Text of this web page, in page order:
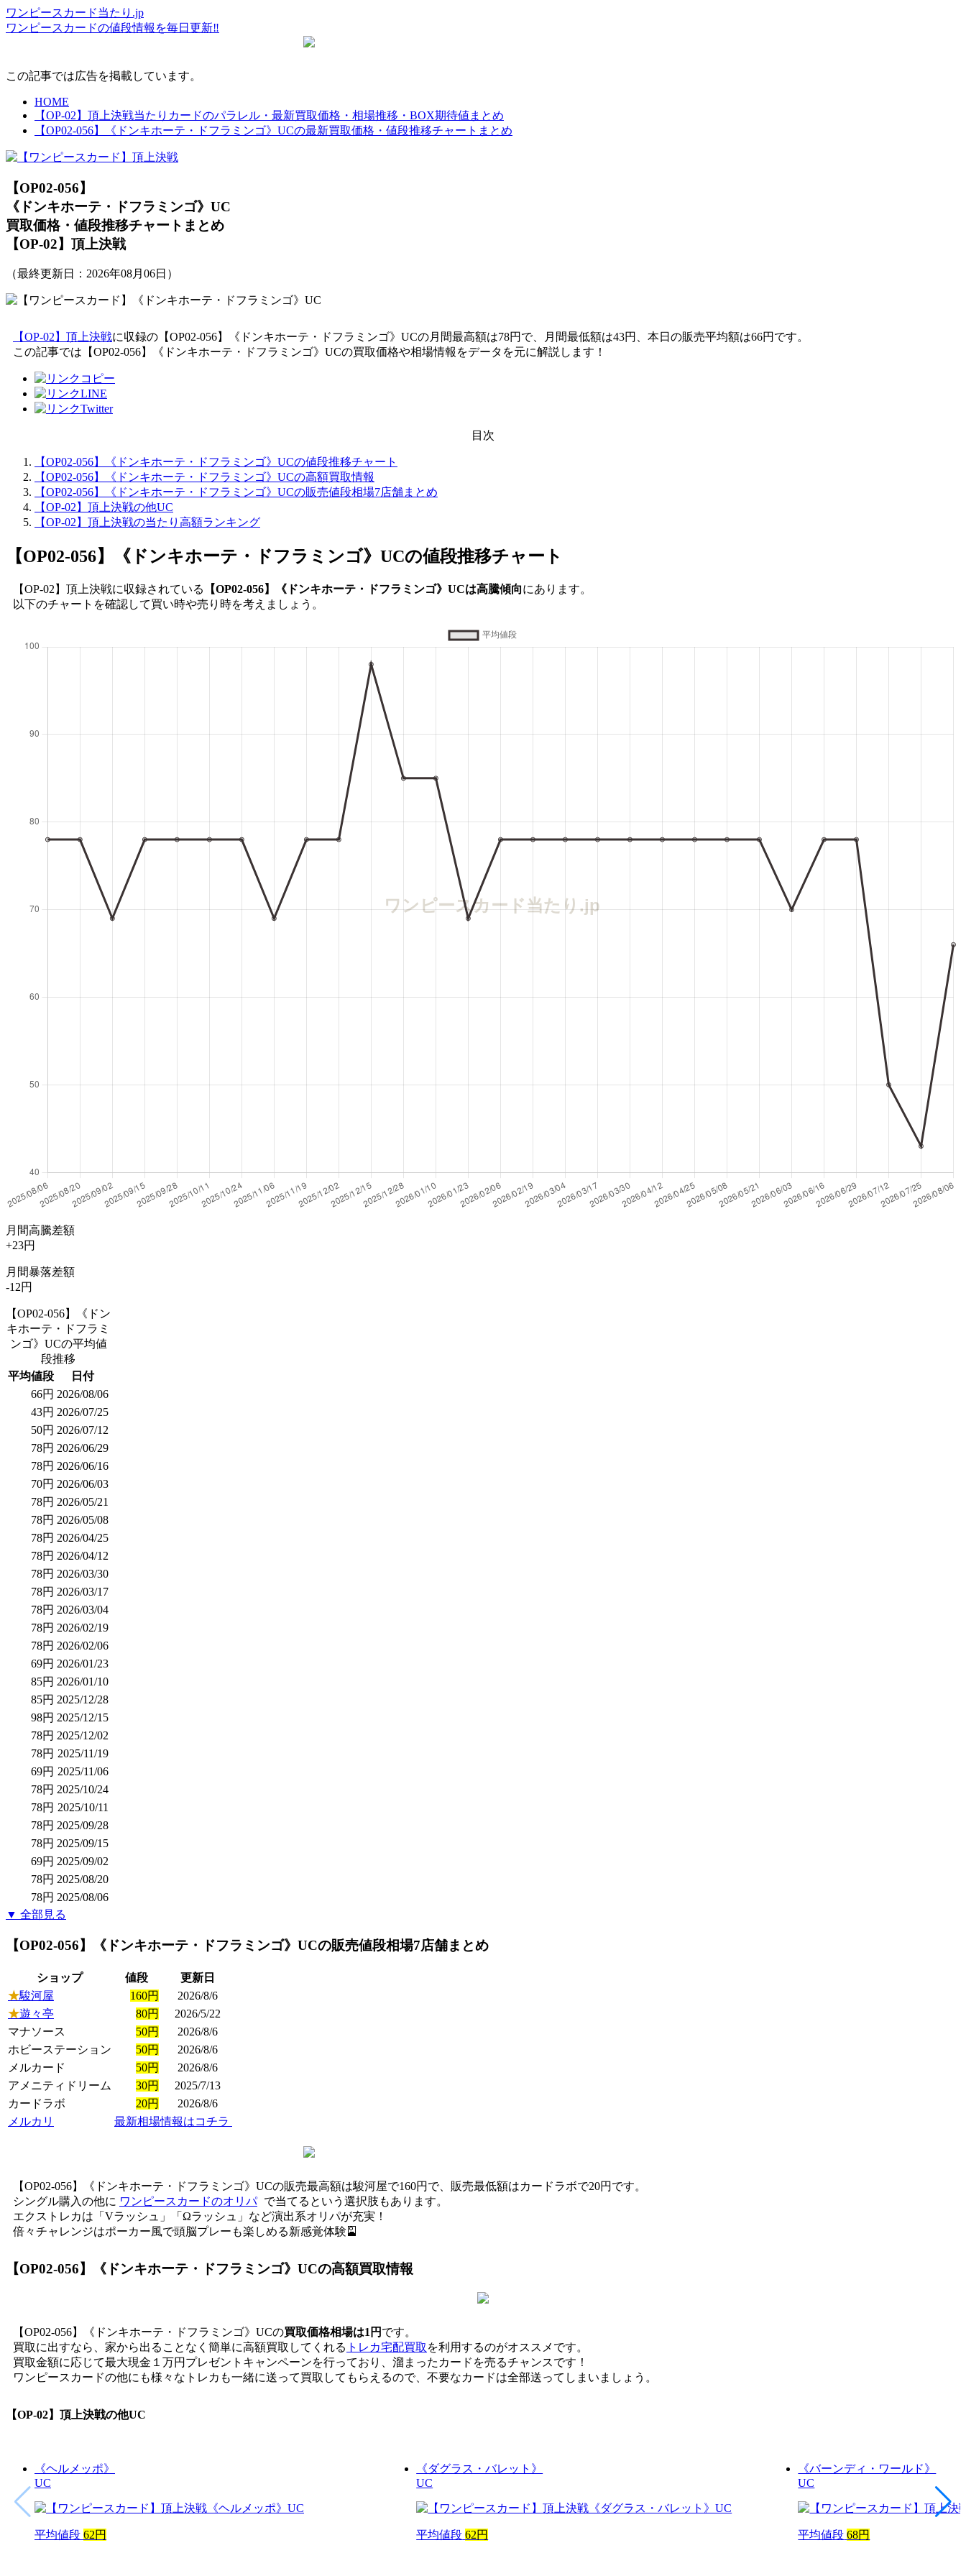
ワンピースカード当たり.jp
ワンピースカードの値段情報を毎日更新‼
この記事では広告を掲載しています。
HOME
【OP-02】頂上決戦当たりカードのパラレル・最新買取価格・相場推移・BOX期待値まとめ
【OP02-056】《ドンキホーテ・ドフラミンゴ》UCの最新買取価格・値段推移チャートまとめ
【OP02-056】
《ドンキホーテ・ドフラミンゴ》UC
買取価格・値段推移チャートまとめ
【OP-02】頂上決戦
（最終更新日： 2026年08月06日 ）
【OP-02】頂上決戦に収録の【OP02-056】《ドンキホーテ・ドフラミンゴ》UCの月間最高額は78円で、月間最低額は43円、本日の販売平均額は66円です。
この記事では【OP02-056】《ドンキホーテ・ドフラミンゴ》UCの買取価格や相場情報をデータを元に解説します！
目次
【OP02-056】《ドンキホーテ・ドフラミンゴ》UCの値段推移チャート
【OP02-056】《ドンキホーテ・ドフラミンゴ》UCの高額買取情報
【OP02-056】《ドンキホーテ・ドフラミンゴ》UCの販売値段相場7店舗まとめ
【OP-02】頂上決戦の他UC
【OP-02】頂上決戦の当たり高額ランキング
【OP02-056】《ドンキホーテ・ドフラミンゴ》UCの値段推移チャート
【OP-02】頂上決戦に収録されている 【OP02-056】《ドンキホーテ・ドフラミンゴ》UCは高騰傾向にあります。
以下のチャートを確認して買い時や売り時を考えましょう。
月間高騰差額
+23円
月間暴落差額
-12円
【OP02-056】《ドン
キホーテ・ドフラミ
ンゴ》UCの平均値
段推移
平均値段
日付
66円 2026/08/06
43円 2026/07/25
50円 2026/07/12
78円 2026/06/29
78円 2026/06/16
70円 2026/06/03
78円 2026/05/21
78円 2026/05/08
78円 2026/04/25
78円 2026/04/12
78円 2026/03/30
78円 2026/03/17
78円 2026/03/04
78円 2026/02/19
78円 2026/02/06
69円 2026/01/23
85円 2026/01/10
85円 2025/12/28
98円 2025/12/15
78円 2025/12/02
78円 2025/11/19
69円 2025/11/06
78円 2025/10/24
78円 2025/10/11
78円 2025/09/28
78円 2025/09/15
69円 2025/09/02
78円 2025/08/20
78円 2025/08/06
▼ 全部見る
【OP02-056】《ドンキホーテ・ドフラミンゴ》UCの販売値段相場7店舗まとめ
ショップ 値段
更新日
★駿河屋 160円
2026/8/6
★遊々亭 80円
2026/5/22
マナソース
50円
2026/8/6
ホビーステーション
50円
2026/8/6
メルカード
50円
2026/8/6
アメニティドリーム
30円
2025/7/13
カードラボ
20円
2026/8/6
メルカリ
最新相場情報はコチラ
【OP02-056】《ドンキホーテ・ドフラミンゴ》UCの販売最高額は駿河屋で160円で、販売最低額はカードラボで20円です。
シングル購入の他に ワンピースカードのオリパ で当てるという選択肢もあります。
エクストレカは「Vラッシュ」「Ωラッシュ」など演出系オリパが充実！
倍々チャレンジはポーカー風で頭脳プレーも楽しめる新感覚体験🎴
【OP02-056】《ドンキホーテ・ドフラミンゴ》UCの高額買取情報
【OP02-056】《ドンキホーテ・ドフラミンゴ》UCの買取価格相場は1円 です。
買取に出すなら、家から出ることなく簡単に高額買取してくれる トレカ宅配買取 を利用するのがオススメです。
買取金額に応じて最大現金１万円プレゼントキャンペーンを行っており、溜まったカードを売るチャンスです！
ワンピースカードの他にも様々なトレカも一緒に送って買取してもらえるので、不要なカードは全部送ってしまいましょう。
【OP-02】頂上決戦の他UC
《ヘルメッポ》
UC
平均値段 62円
《ダグラス・バレット》
UC
平均値段 62円
《バーンディ・ワールド》
UC
平均値段 68円